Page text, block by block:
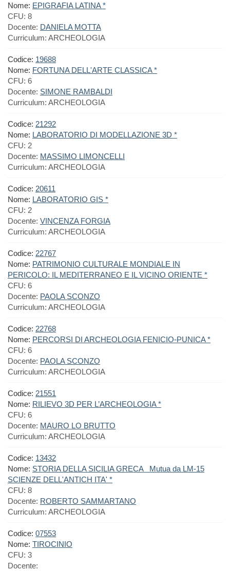
Nome: EPIGRAFIA LATINA *
CFU: 8
Docente: DANIELA MOTTA
Curriculum: ARCHEOLOGIA
Codice: 19688
Nome: FORTUNA DELL'ARTE CLASSICA *
CFU: 6
Docente: SIMONE RAMBALDI
Curriculum: ARCHEOLOGIA
Codice: 21292
Nome: LABORATORIO DI MODELLAZIONE 3D *
CFU: 2
Docente: MASSIMO LIMONCELLI
Curriculum: ARCHEOLOGIA
Codice: 20611
Nome: LABORATORIO GIS *
CFU: 2
Docente: VINCENZA FORGIA
Curriculum: ARCHEOLOGIA
Codice: 22767
Nome: PATRIMONIO CULTURALE MONDIALE IN
PERICOLO: IL MEDITERRANEO E IL VICINO ORIENTE *
CFU: 6
Docente: PAOLA SCONZO
Curriculum: ARCHEOLOGIA
Codice: 22768
Nome: PERCORSI DI ARCHEOLOGIA FENICIO-PUNICA *
CFU: 6
Docente: PAOLA SCONZO
Curriculum: ARCHEOLOGIA
Codice: 21551
Nome: RILIEVO 3D PER L’ARCHEOLOGIA *
CFU: 6
Docente: MAURO LO BRUTTO
Curriculum: ARCHEOLOGIA
Codice: 13432
Nome: STORIA DELLA SICILIA GRECA Mutua da LM-15
SCIENZE DELL'ANTICH ITA' *
CFU: 8
Docente: ROBERTO SAMMARTANO
Curriculum: ARCHEOLOGIA
Codice: 07553
Nome: TIROCINIO
CFU: 3
Docente: